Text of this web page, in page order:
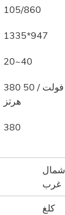
105/860
1335*947
20~40
380 فولت / 50
هرتز
380
شمال
غرب
كلغ